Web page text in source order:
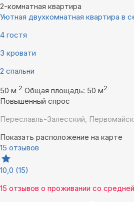
2-комнатная квартира
Уютная двухкомнатная квартира в
4 гостя
3 кровати
2 спальни
50 м 2 Общая площадь: 50 м2
Повышенный спрос
Переславль-Залесский,
Показать расположение на карте
15 отзывов
10,0 (15)
15 отзывов о проживании со